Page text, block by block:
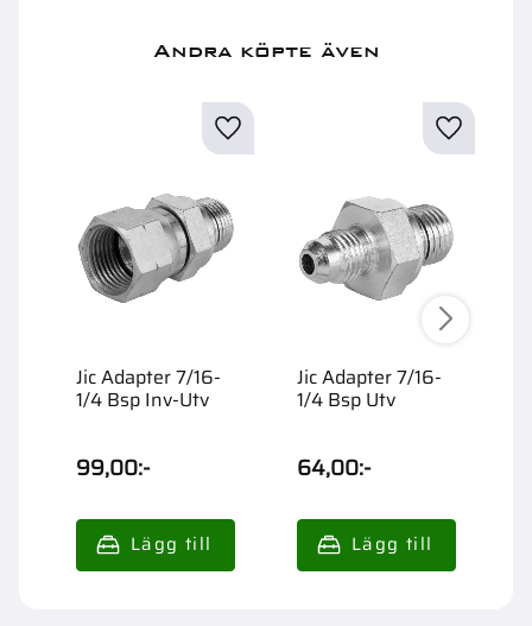
Andra köpte även
Jic Adapter 7/16-
1/4 Bsp Inv-Utv
99,00:-
Jic Adapter 7/16-
1/4 Bsp Utv
64,00:-